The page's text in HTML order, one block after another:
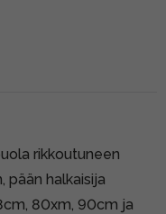
rikkoutuneen
pään halkaisija
80xm, 90cm ja